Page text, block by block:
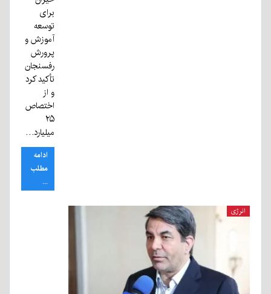
برای
توسعه
آموزش و
پرورش
رفسنجان
تأکید کرد
و از
اختصاص
۲۵
میلیارد…
ادامه
مطلب
...
انرژی